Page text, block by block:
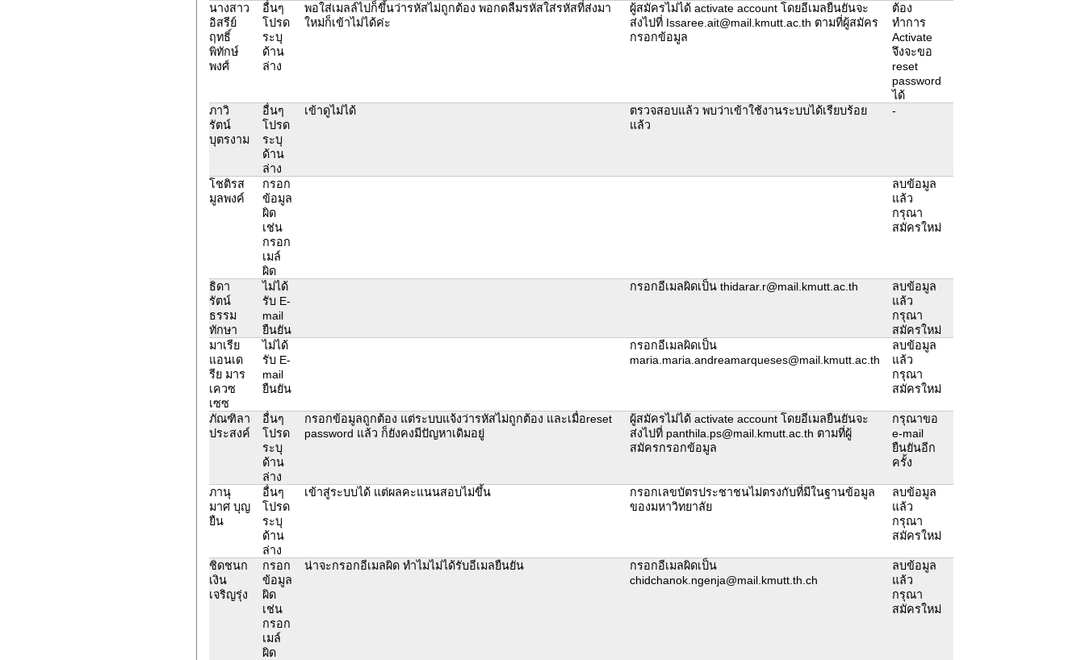
นางสาว
อิสรีย์
ฤทธิ์
พิทักษ์
พงศ์
อื่นๆ
โปรด
ระบุ
ด้าน
ล่าง
พอใส่เมลล์ไปก็ขึ้นว่ารหัสไม่ถูกต้อง พอกดลืมรหัสใส่รหัสที่ส่งมา
ใหม่ก็เข้าไม่ได้ค่ะ
ผู้สมัครไม่ได้ activate account โดยอีเมลยืนยันจะ
ส่งไปที่ Issaree.ait@mail.kmutt.ac.th ตามที่ผู้สมัคร
กรอกข้อมูล
ต้อง
ทำการ
Activate
จึงจะขอ
reset
password
ได้
ภาวิ
รัตน์
บุตรงาม
อื่นๆ
โปรด
ระบุ
ด้าน
ล่าง
เข้าดูไม่ได้
ตรวจสอบแล้ว พบว่าเข้าใช้งานระบบได้เรียบร้อย
แล้ว
-
โชติรส
มูลพงค์
กรอก
ข้อมูล
ผิด
เช่น
กรอก
เมล์
ผิด
ลบข้อมูล
แล้ว
กรุณา
สมัครใหม่
ธิดา
รัตน์
ธรรม
ทักษา
ไม่ได้
รับ E-
mail
ยืนยัน
กรอกอีเมลผิดเป็น thidarar.r@mail.kmutt.ac.th
ลบข้อมูล
แล้ว
กรุณา
สมัครใหม่
มาเรีย
แอนเด
รีย มาร
เควซ
เซซ
ไม่ได้
รับ E-
mail
ยืนยัน
กรอกอีเมลผิดเป็น
maria.maria.andreamarqueses@mail.kmutt.ac.th
ลบข้อมูล
แล้ว
กรุณา
สมัครใหม่
ภัณฑิลา
ประสงค์
อื่นๆ
โปรด
ระบุ
ด้าน
ล่าง
กรอกข้อมูลถูกต้อง แต่ระบบแจ้งว่ารหัสไม่ถูกต้อง และเมื่อreset
password แล้ว ก็ยังคงมีปัญหาเดิมอยู่
ผู้สมัครไม่ได้ activate account โดยอีเมลยืนยันจะ
ส่งไปที่ panthila.ps@mail.kmutt.ac.th ตามที่ผู้
สมัครกรอกข้อมูล
กรุณาขอ
e-mail
ยืนยันอีก
ครั้ง
ภานุ
มาศ บุญ
ยืน
อื่นๆ
โปรด
ระบุ
ด้าน
ล่าง
เข้าสู่ระบบได้ แต่ผลคะแนนสอบไม่ขึ้น
กรอกเลขบัตรประชาชนไม่ตรงกับที่มีในฐานข้อมูล
ของมหาวิทยาลัย
ลบข้อมูล
แล้ว
กรุณา
สมัครใหม่
ชิดชนก
เงิน
เจริญรุ่ง
กรอก
ข้อมูล
ผิด
เช่น
กรอก
เมล์
ผิด
น่าจะกรอกอีเมลผิด ทำไมไม่ได้รับอีเมลยืนยัน
กรอกอีเมลผิดเป็น
chidchanok.ngenja@mail.kmutt.th.ch
ลบข้อมูล
แล้ว
กรุณา
สมัครใหม่